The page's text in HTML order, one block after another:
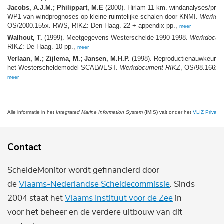
Jacobs, A.J.M.; Philippart, M.E (2000). Hirlam 11 km. windanalyses/
WP1 van windprognoses op kleine ruimtelijke schalen door KNMI.
OS/2000.155x. RWS, RIKZ: Den Haag. 22 + appendix pp.,
meer
Walhout, T. (1999). Meetgegevens Westerschelde 1990-1998.
RIKZ: De Haag. 10 pp.,
meer
Verlaan, M.; Zijlema, M.; Jansen, M.H.P. (1998).
het Westerscheldemodel SCALWEST. Werkdocument RIKZ, OS/98.166x.
meer
Alle informatie in het Integrated Marine Information System (IMIS) valt onder het VLIZ Privacy
Contact
ScheldeMonitor wordt gefinancierd door
de Vlaams-Nederlandse Scheldecommissie . Sinds
2004 staat het Vlaams Instituut voor de Zee in
voor het beheer en de verdere uitbouw van dit